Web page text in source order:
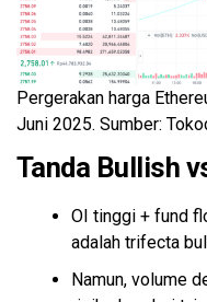
Pergerakan harga
Juni 2025. Sumber:
Tanda Bullish
OI tinggi + fund
adalah trifecta
Namun, volume